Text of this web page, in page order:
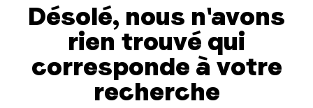
Désolé, nous n'avons
rien trouvé qui
corresponde à votre
recherche